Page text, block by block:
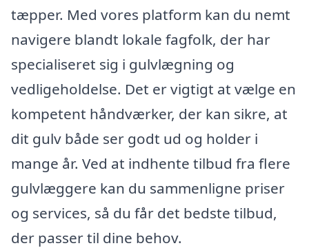
tæpper. Med vores platform kan du nemt
navigere blandt lokale fagfolk, der har
specialiseret sig i gulvlægning og
vedligeholdelse. Det er vigtigt at vælge en
kompetent håndværker, der kan sikre, at
dit gulv både ser godt ud og holder i
mange år. Ved at indhente tilbud fra flere
gulvlæggere kan du sammenligne priser
og services, så du får det bedste tilbud,
der passer til dine behov.